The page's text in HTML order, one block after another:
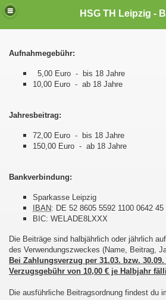
Aufnahmegebühr:
5,00 Euro - bis 18 Jahre
10,00 Euro - ab 18 Jahre
Jahresbeitrag:
72,00 Euro - bis 18 Jahre
150,00 Euro - ab 18 Jahre
Bankverbindung:
Sparkasse Leipzig
IBAN: DE 52 8605 5592 1100 0642 45
BIC: WELADE8LXXX
Die Beiträge sind halbjährlich oder jährlich
des Verwendungszweckes (Name, Beitrag,
Bei Zahlungsverzug per 31.03. bzw.
Verzugsgebühr von 10,00 € je Halbjahr
Die ausführliche Beitragsordnung findest du